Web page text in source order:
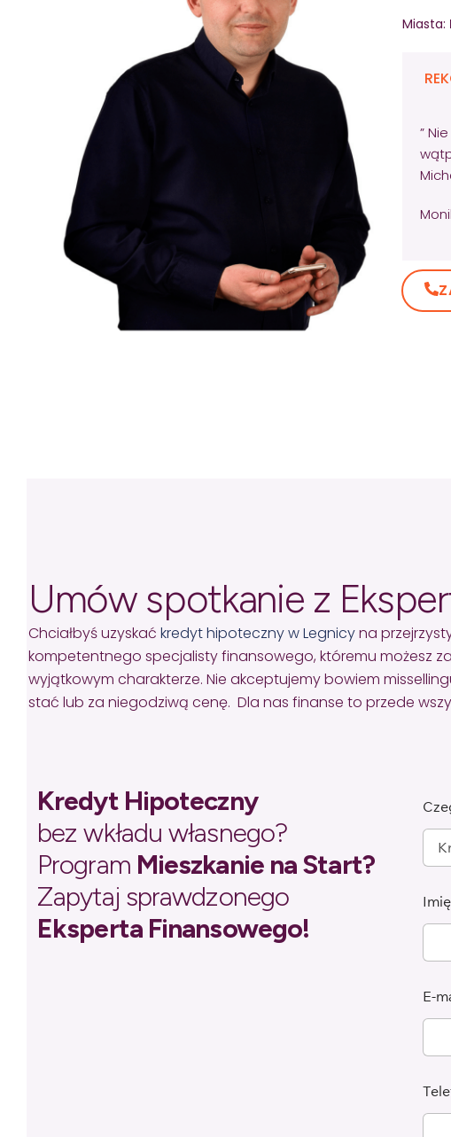
Miasta:
”
Umów spotkanie z
Chciałbyś uzyskać kredyt hipoteczny w Legnicyna
kompetentnego specjalisty finansowego, któremu możesz
wyjątkowym charakterze. Nie akceptujemy bowiem
stać lub za niegodziwą cenę. Dla nas finanse to przede
Kredyt Hipoteczny
bez wkładu własnego?
Program Mieszkanie na Start?
Zapytaj sprawdzonego
Eksperta Finansowego!
E-